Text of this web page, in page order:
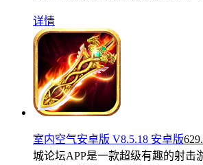
详情
室内空气安卓版 V8.5.18 安卓版
城论坛APP是一款超级有趣的射击